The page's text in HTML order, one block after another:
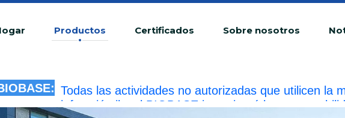
Productos Certificados Sobre nosotros
Todas las actividades no autorizadas que utilicen la
infracción ilegal.BIOBASE investigará la